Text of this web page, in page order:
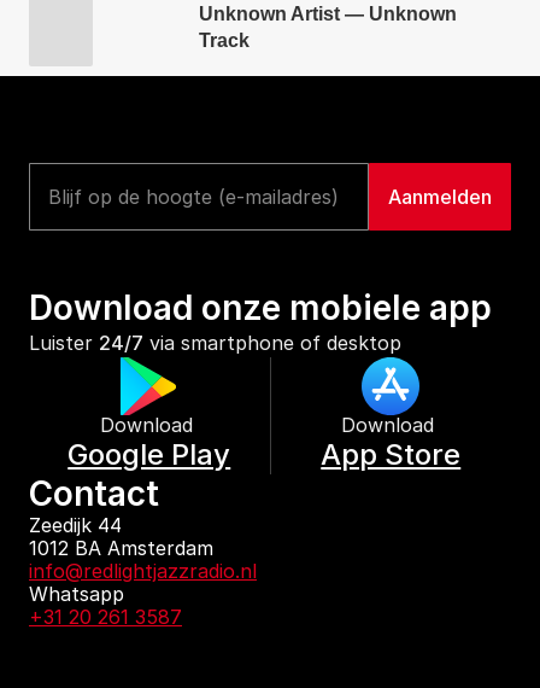
Unknown Artist — Unknown
Track
Download onze mobiele app
Luister 24/7 via smartphone of desktop
Download
Google Play
Download
App Store
Contact
Zeedijk 44
1012 BA Amsterdam
info@redlightjazzradio.nl
Whatsapp
+31 20 261 3587